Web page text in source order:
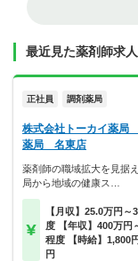
最近見た薬剤師求人
正社員 調剤薬局
株式会社トーカイ薬局
薬局 名東店
薬剤師の職域拡大を見据
局から地域の健康ス…
【月収】25.0万円～
度 【年収】400万円
程度 【時給】1,800
円